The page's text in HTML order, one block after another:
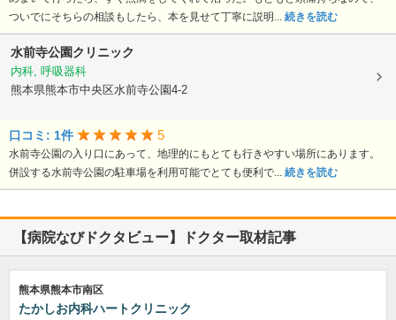
ついでにそちらの相談もしたら、本を見せて丁寧に説明... 続きを読む
水前寺公園クリニック
内科, 呼吸器科
熊本県熊本市中央区水前寺公園4-2
口コミ: 1件 5
水前寺公園の入り口にあって、地理的にもとても行きやすい場所にあります。
併設する水前寺公園の駐車場を利用可能でとても便利で... 続きを読む
【病院なびドクタビュー】ドクター取材記事
熊本県熊本市南区
たかしお内科ハートクリニック